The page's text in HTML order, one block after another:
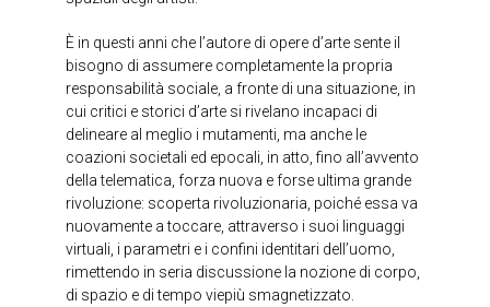
È in questi anni che l’autore di opere d’arte sente il
bisogno di assumere completamente la propria
responsabilità sociale, a fronte di una situazione, in
cui critici e storici d’arte si rivelano incapaci di
delineare al meglio i mutamenti, ma anche le
coazioni societali ed epocali, in atto, fino all’avvento
della telematica, forza nuova e forse ultima grande
rivoluzione: scoperta rivoluzionaria, poiché essa va
nuovamente a toccare, attraverso i suoi linguaggi
virtuali, i parametri e i confini identitari dell’uomo,
rimettendo in seria discussione la nozione di corpo,
di spazio e di tempo viepiù smagnetizzato.